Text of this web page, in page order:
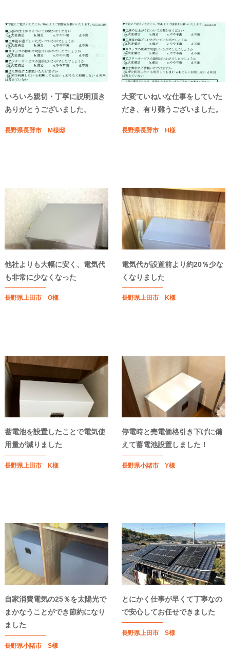
いろいろ親切・丁寧に説明頂き
ありがとうございました。
長野県長野市 M様邸
大変ていねいな仕事をしていた
だき、有り難うございました。
長野県長野市 H様
他社よりも大幅に安く、電気代
も非常に少なくなった
長野県上田市 O様
電気代が設置前より約20％少な
くなりました
長野県上田市 K様
蓄電池を設置したことで電気使
用量が減りました
長野県上田市 K様
停電時と売電価格引き下げに備
えて蓄電池設置しました！
長野県小諸市 Y様
自家消費電気の25％を太陽光で
まかなうことができ節約になり
ました
長野県小諸市 S様
とにかく仕事が早くて丁寧なの
で安心してお任せできました
長野県上田市 S様